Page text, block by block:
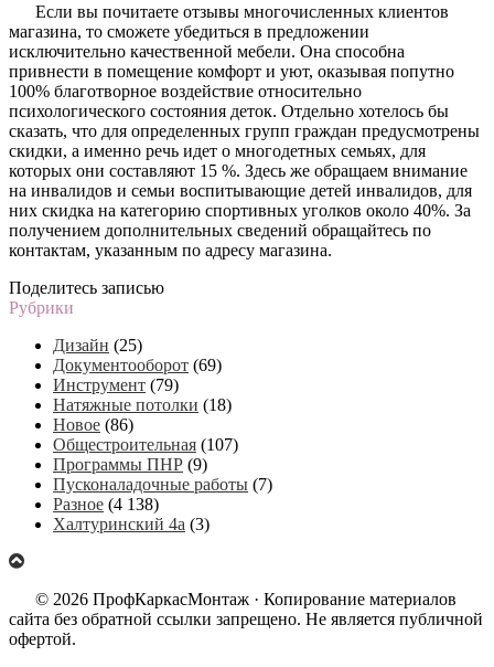
Если вы почитаете отзывы многочисленных клиентов
магазина, то сможете убедиться в предложении
исключительно качественной мебели. Она способна
привнести в помещение комфорт и уют, оказывая попутно
100% благотворное воздействие относительно
психологического состояния деток. Отдельно хотелось бы
сказать, что для определенных групп граждан предусмотрены
скидки, а именно речь идет о многодетных семьях, для
которых они составляют 15 %. Здесь же обращаем внимание
на инвалидов и семьи воспитывающие детей инвалидов, для
них скидка на категорию спортивных уголков около 40%. За
получением дополнительных сведений обращайтесь по
контактам, указанным по адресу магазина.
Поделитесь записью
Рубрики
Дизайн (25)
Документооборот (69)
Инструмент (79)
Натяжные потолки (18)
Новое (86)
Общестроительная (107)
Программы ПНР (9)
Пусконаладочные работы (7)
Разное (4 138)
Халтуринский 4а (3)
© 2026 ПрофКаркасМонтаж · Копирование материалов
сайта без обратной ссылки запрещено. Не является публичной
офертой.